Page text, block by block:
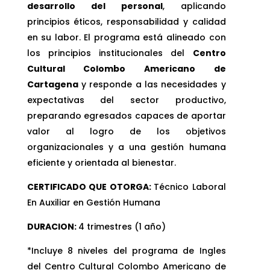
desarrollo del personal, aplicando
principios éticos, responsabilidad y calidad
en su labor. El programa está alineado con
los principios institucionales del Centro
Cultural Colombo Americano de
Cartagenay responde a las necesidades y
expectativas del sector productivo,
preparando egresados capaces de aportar
valor al logro de los objetivos
organizacionales y a una gestión humana
eficiente y orientada al bienestar.
CERTIFICADO QUE OTORGA: Técnico Laboral
En Auxiliar en Gestión Humana
DURACION: 4 trimestres (1 año)
*Incluye 8 niveles del programa de Ingles
del Centro Cultural Colombo Americano de